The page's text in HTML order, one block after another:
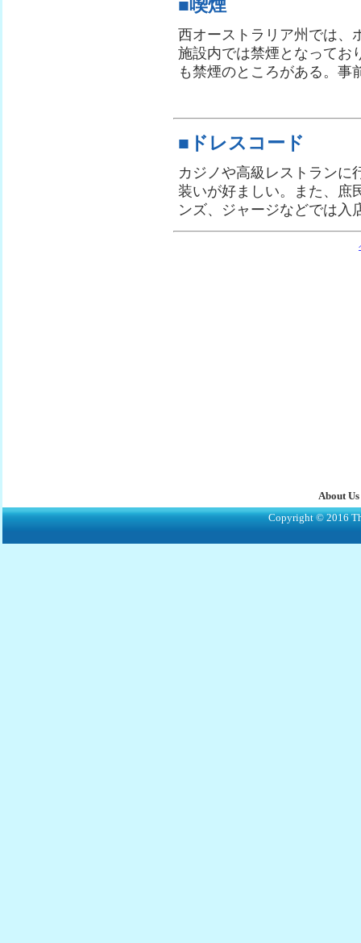
■喫煙
西オーストラリア州では、
施設内では禁煙となってお
も禁煙のところがある。事
■ドレスコード
カジノや高級レストランに
装いが好ましい。また、庶
ンズ、ジャージなどでは入
About Us
Copyright © 2016